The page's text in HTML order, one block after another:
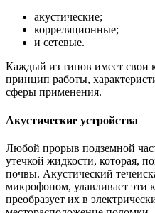
акустические;
корреляционные;
и сетевые.
Каждый из типов имеет свои
принцип работы,
сферы применения.
Акустические устройства
Любой прорыв подземной
утечкой жидкости, которая,
почвы. Акустический
микрофоном, улавливает эти
преобразует их в